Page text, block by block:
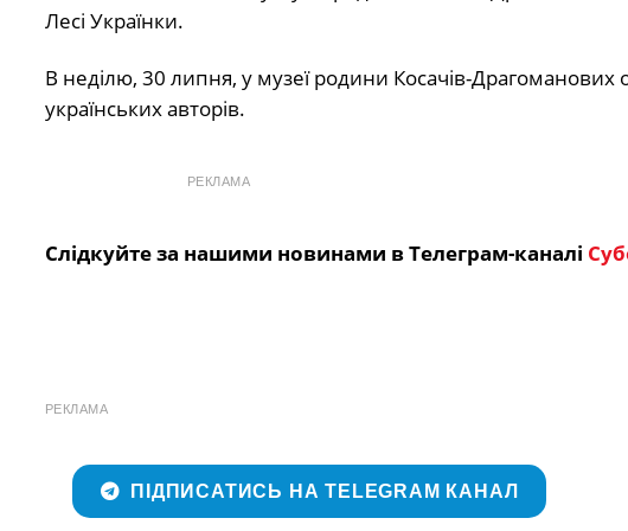
Лесі Українки.
В неділю, 30 липня, у музеї родини Косачів-Драгоманових
українських авторів.
РЕКЛАМА
Слідкуйте за нашими новинами в Телеграм-каналі
РЕКЛАМА
ПІДПИСАТИСЬ НА TELEGRAM КАНАЛ